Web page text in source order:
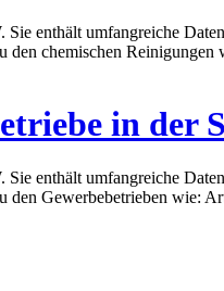
enthält umfangreiche
chemischen
in der
enthält umfangreiche
Gewerbebetrieben wie: